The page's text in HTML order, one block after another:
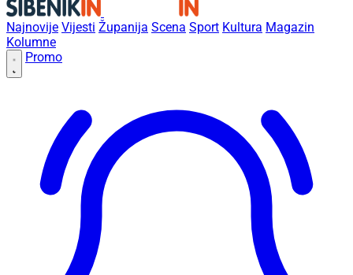
Najnovije Vijesti Županija Scena Sport Kultura Magazin
Kolumne
Promo